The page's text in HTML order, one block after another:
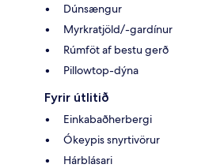
Dúnsængur
Myrkratjöld/-gardínur
Rúmföt af bestu gerð
Pillowtop-dýna
Fyrir útlitið
Einkabaðherbergi
Ókeypis snyrtivörur
Hárblásari